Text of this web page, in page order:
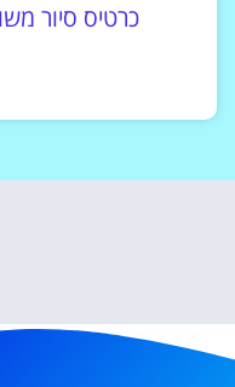
כרטיס סיור